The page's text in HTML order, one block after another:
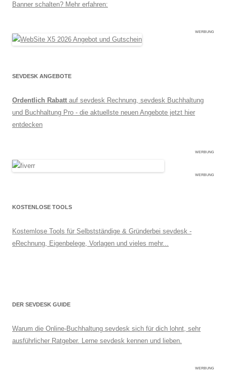
Banner schalten? Mehr erfahren:
WERBUNG
SEVDESK ANGEBOTE
Ordentlich Rabatt auf sevdesk Rechnung, sevdesk Buchhaltung
und Buchhaltung Pro - die aktuellste neuen Angebote jetzt hier
entdecken
WERBUNG
WERBUNG
KOSTENLOSE TOOLS
Kostemlose Tools für Selbstständige & Gründerbei sevdesk -
eRechnung, Eigenbelege, Vorlagen und vieles mehr...
DER SEVDESK GUIDE
Warum die Online-Buchhaltung sevdesk sich für dich lohnt, sehr
ausführlicher Ratgeber. Lerne sevdesk kennen und lieben.
WERBUNG